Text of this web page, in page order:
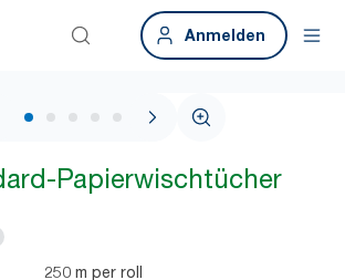
Anmelden
1 / 6
Papierwischtücher
250 m per roll